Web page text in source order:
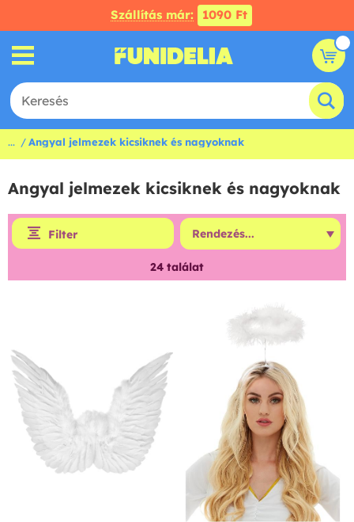
Szállítás már: 1090 Ft
... Angyal jelmezek kicsiknek és nagyoknak
Angyal jelmezek kicsiknek és nagyoknak
Filter
24 találat